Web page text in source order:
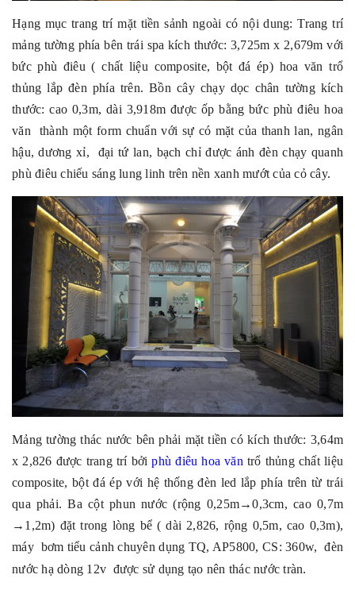
Hạng mục trang trí mặt tiền sảnh ngoài có nội dung: Trang trí
mảng tường phía bên trái spa kích thước: 3,725m x 2,679m với
bức phù điêu ( chất liệu composite, bột đá ép) hoa văn trổ
thủng lắp đèn phía trên. Bồn cây chạy dọc chân tường kích
thước: cao 0,3m, dài 3,918m được ốp bằng bức phù điêu hoa
văn thành một form chuẩn với sự có mặt của thanh lan, ngân
hậu, dương xỉ, đại tứ lan, bạch chỉ được ánh đèn chạy quanh
phù điêu chiếu sáng lung linh trên nền xanh mướt của cỏ cây.
Mảng tường thác nước bên phải mặt tiền có kích thước: 3,64m
x 2,826 được trang trí bởiphù điêu hoa văn trổ thủng chất liệu
composite, bột đá ép với hệ thống đèn led lắp phía trên từ trái
qua phải. Ba cột phun nước (rộng 0,25m→0,3cm, cao 0,7m
→1,2m) đặt trong lòng bể ( dài 2,826, rộng 0,5m, cao 0,3m),
máy bơm tiểu cảnh chuyên dụng TQ, AP5800, CS: 360w, đèn
nước hạ dòng 12v được sử dụng tạo nên thác nước tràn.